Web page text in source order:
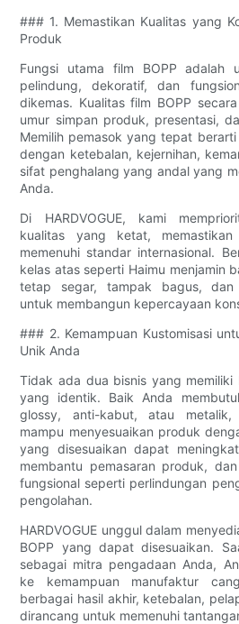
### 1. Memastikan Kualitas yang
Produk
Fungsi utama film BOPP adalah
pelindung, dekoratif, dan
dikemas. Kualitas film BOPP
umur simpan produk, presentasi,
Memilih pemasok yang tepat
dengan ketebalan, kejernihan,
sifat penghalang yang andal yang
Anda.
Di HARDVOGUE, kami
kualitas yang ketat,
memenuhi standar internasional.
kelas atas seperti Haimu menjamin
tetap segar, tampak bagus, dan
untuk membangun kepercayaan
### 2. Kemampuan Kustomisasi
Unik Anda
Tidak ada dua bisnis yang memiliki
yang identik. Baik Anda
glossy, anti-kabut, atau
mampu menyesuaikan produk
yang disesuaikan dapat
membantu pemasaran produk,
fungsional seperti perlindungan
pengolahan.
HARDVOGUE unggul dalam
BOPP yang dapat disesuaikan.
sebagai mitra pengadaan Anda,
ke kemampuan manufaktur
berbagai hasil akhir, ketebalan,
dirancang untuk memenuhi